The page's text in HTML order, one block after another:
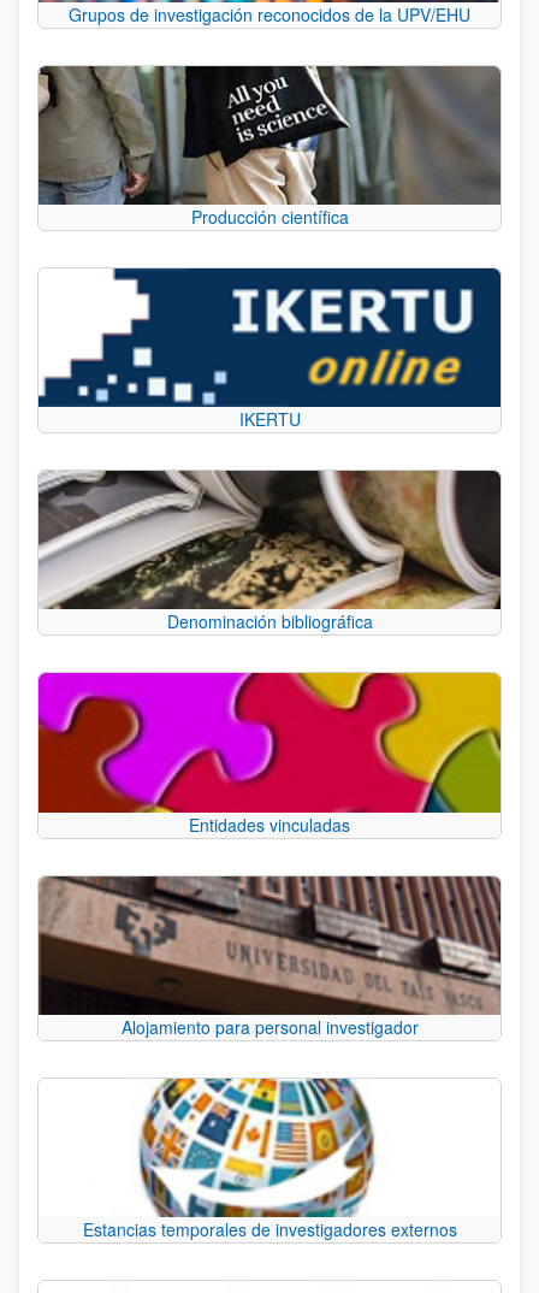
Grupos de investigación reconocidos de la UPV/EHU
Producción científica
IKERTU
Denominación bibliográfica
Entidades vinculadas
Alojamiento para personal investigador
Estancias temporales de investigadores externos